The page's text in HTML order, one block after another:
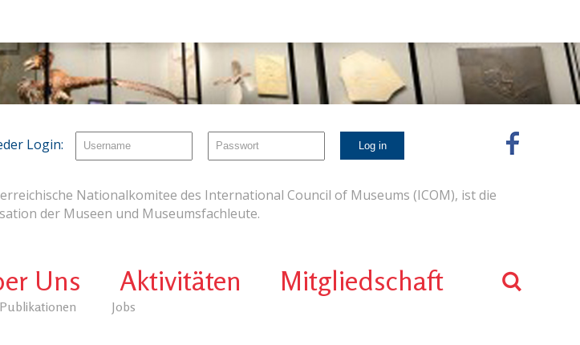
Nationalkomitee des International Council of Museums (ICOM), ist die
der Museen und Museumsfachleute.
Publikationen Jobs
Uns Aktivitäten Mitgliedschaft
Login: